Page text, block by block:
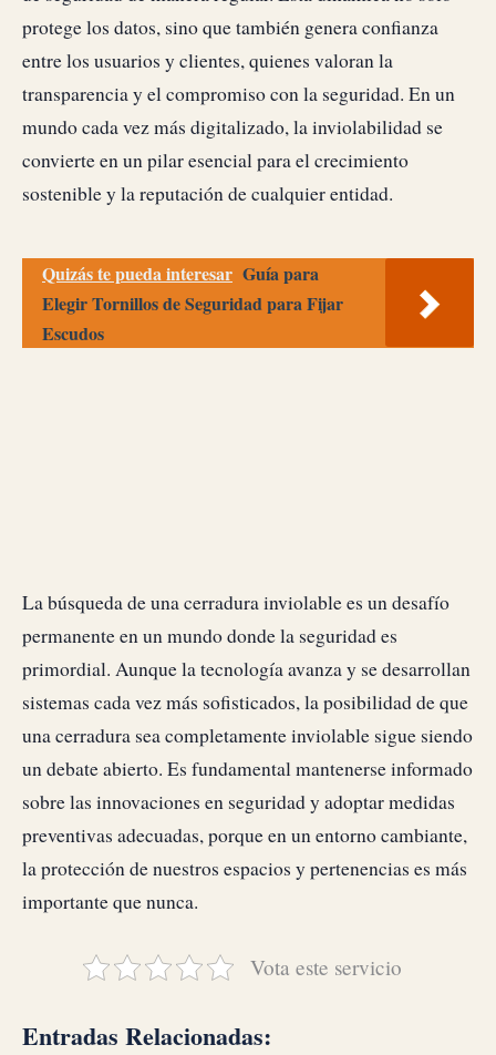
protege los datos, sino que también genera confianza
entre los usuarios y clientes, quienes valoran la
transparencia y el compromiso con la seguridad. En un
mundo cada vez más digitalizado, la inviolabilidad se
convierte en un pilar esencial para el crecimiento
sostenible y la reputación de cualquier entidad.
Quizás te pueda interesar Guía para
Elegir Tornillos de Seguridad para Fijar
Escudos
La búsqueda de una cerradura inviolable es un desafío
permanente en un mundo donde la seguridad es
primordial. Aunque la tecnología avanza y se desarrollan
sistemas cada vez más sofisticados, la posibilidad de que
una cerradura sea completamente inviolable sigue siendo
un debate abierto. Es fundamental mantenerse informado
sobre las innovaciones en seguridad y adoptar medidas
preventivas adecuadas, porque en un entorno cambiante,
la protección de nuestros espacios y pertenencias es más
importante que nunca.
Vota este servicio
Entradas Relacionadas: